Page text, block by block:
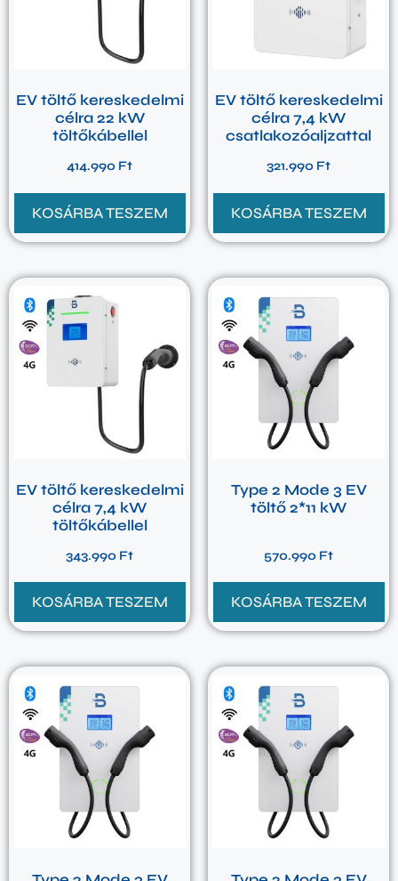
EV töltő kereskedelmi
célra 22 kW
töltőkábellel
414.990 Ft
KOSÁRBA TESZEM
EV töltő kereskedelmi
célra 7,4 kW
csatlakozóaljzattal
321.990 Ft
KOSÁRBA TESZEM
EV töltő kereskedelmi
célra 7,4 kW
töltőkábellel
343.990 Ft
KOSÁRBA TESZEM
Type 2 Mode 3 EV
töltő 2*11 kW
570.990 Ft
KOSÁRBA TESZEM